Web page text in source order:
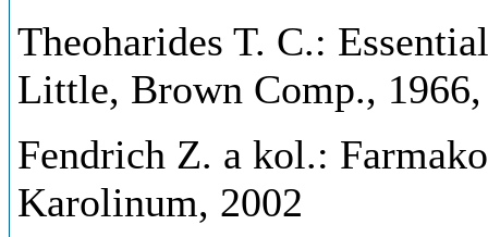
Theoharides T. C.:
Little, Brown Comp., 1966,
Fendrich Z. a kol.:
Karolinum, 2002